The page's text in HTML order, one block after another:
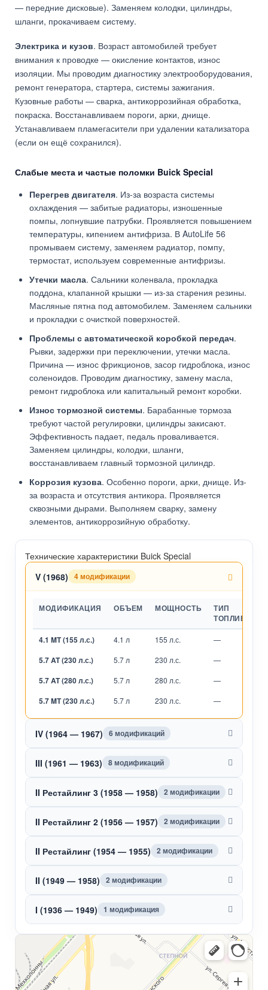
— передние дисковые). Заменяем колодки, цилиндры,
шланги, прокачиваем систему.
Электрика и кузов. Возраст автомобилей требует
внимания к проводке — окисление контактов, износ
изоляции. Мы проводим диагностику электрооборудования,
ремонт генератора, стартера, системы зажигания.
Кузовные работы — сварка, антикоррозийная обработка,
покраска. Восстанавливаем пороги, арки, днище.
Устанавливаем пламегасители при удалении катализатора
(если он ещё сохранился).
Слабые места и частые поломки Buick Special
Перегрев двигателя. Из-за возраста системы
охлаждения — забитые радиаторы, изношенные
помпы, лопнувшие патрубки. Проявляется повышением
температуры, кипением антифриза. В AutoLife 56
промываем систему, заменяем радиатор, помпу,
термостат, используем современные антифризы.
Утечки масла. Сальники коленвала, прокладка
поддона, клапанной крышки — из-за старения резины.
Масляные пятна под автомобилем. Заменяем сальники
и прокладки с очисткой поверхностей.
Проблемы с автоматической коробкой передач.
Рывки, задержки при переключении, утечки масла.
Причина — износ фрикционов, засор гидроблока, износ
соленоидов. Проводим диагностику, замену масла,
ремонт гидроблока или капитальный ремонт коробки.
Износ тормозной системы. Барабанные тормоза
требуют частой регулировки, цилиндры закисают.
Эффективность падает, педаль проваливается.
Заменяем цилиндры, колодки, шланги,
восстанавливаем главный тормозной цилиндр.
Коррозия кузова. Особенно пороги, арки, днище. Из-
за возраста и отсутствия антикора. Проявляется
сквозными дырами. Выполняем сварку, замену
элементов, антикоррозийную обработку.
Технические характеристики Buick Special
V (1968)
4 модификации
МОДИФИКАЦИЯ ОБЪЕМ МОЩНОСТЬ
ТИП
ТОПЛИВА
4.1 MT (155 л.с.) 4.1 л 155 л.с. —
5.7 AT (230 л.с.) 5.7 л 230 л.с. —
5.7 AT (280 л.с.) 5.7 л 280 л.с. —
5.7 MT (230 л.с.) 5.7 л 230 л.с. —
IV (1964 — 1967) 6 модификаций
III (1961 — 1963) 8 модификаций
II Рестайлинг 3 (1958 — 1958) 2 модификации
II Рестайлинг 2 (1956 — 1957) 2 модификации
II Рестайлинг (1954 — 1955) 2 модификации
II (1949 — 1958) 2 модификации
I (1936 — 1949) 1 модификация